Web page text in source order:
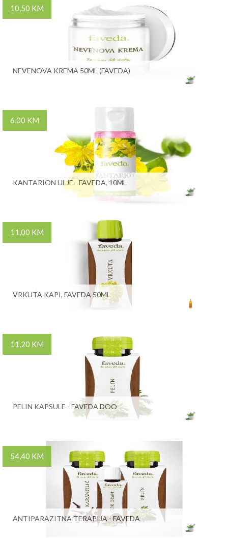
10,50 KM
NEVENOVA KREMA 50ML (FAVEDA)
6,00 KM
KANTARION ULJE - FAVEDA, 10ML
11,00 KM
VRKUTA KAPI, FAVEDA 50ML
11,20 KM
PELIN KAPSULE - FAVEDA DOO
54,40 KM
ANTIPARAZITNA TERAPIJA - FAVEDA